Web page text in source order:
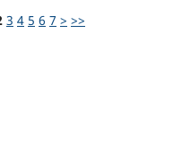
3 4 5 6 7 > >>